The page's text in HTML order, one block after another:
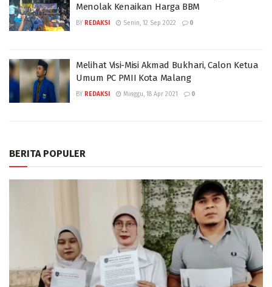
Menolak Kenaikan Harga BBM
BY REDAKSI Senin, 12 Sep 2022 0
Melihat Visi-Misi Akmad Bukhari, Calon Ketua
Umum PC PMII Kota Malang
BY REDAKSI Minggu, 18 Apr 2021 0
BERITA POPULER